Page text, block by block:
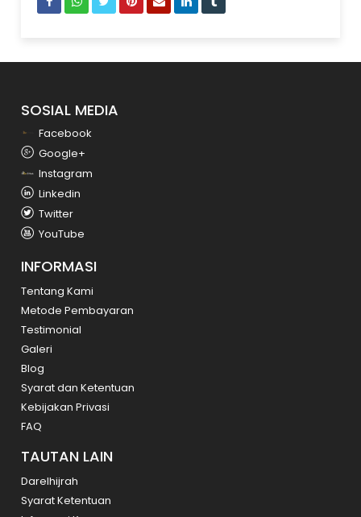
SOSIAL MEDIA
Facebook
Google+
Instagram
Linkedin
Twitter
YouTube
INFORMASI
Tentang Kami
Metode Pembayaran
Testimonial
Galeri
Blog
Syarat dan Ketentuan
Kebijakan Privasi
FAQ
TAUTAN LAIN
Darelhijrah
Syarat Ketentuan